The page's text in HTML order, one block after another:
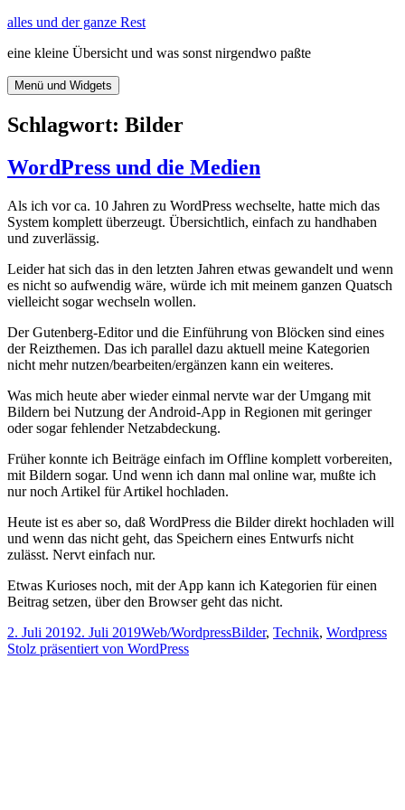
Zum
springen
alles und der ganze Rest
eine kleine Übersicht und was sonst nirgendwo paßte
Menü und Widgets
Schlagwort: Bilder
WordPress und die Medien
Als ich vor ca. 10 Jahren zu WordPress wechselte, hatte mich das
System komplett überzeugt. Übersichtlich, einfach zu handhaben
und zuverlässig.
Leider hat sich das in den letzten Jahren etwas gewandelt und wenn
es nicht so aufwendig wäre, würde ich mit meinem ganzen Quatsch
vielleicht sogar wechseln wollen.
Der Gutenberg-Editor und die Einführung von Blöcken sind eines
der Reizthemen. Das ich parallel dazu aktuell meine Kategorien
nicht mehr nutzen/bearbeiten/ergänzen kann ein weiteres.
Was mich heute aber wieder einmal nervte war der Umgang mit
Bildern bei Nutzung der Android-App in Regionen mit geringer
oder sogar fehlender Netzabdeckung.
Früher konnte ich Beiträge einfach im Offline komplett vorbereiten,
mit Bildern sogar. Und wenn ich dann mal online war, mußte ich
nur noch Artikel für Artikel hochladen.
Heute ist es aber so, daß WordPress die Bilder direkt hochladen will
und wenn das nicht geht, das Speichern eines Entwurfs nicht
zulässt. Nervt einfach nur.
Etwas Kurioses noch, mit der App kann ich Kategorien für einen
Beitrag setzen, über den Browser geht das nicht.
Veröffentlicht
am
2. Juli 20192. Juli 2019Kategorien
Web/WordpressSchlagwörter
Bilder, Technik, Wordpress
Stolz präsentiert von WordPress